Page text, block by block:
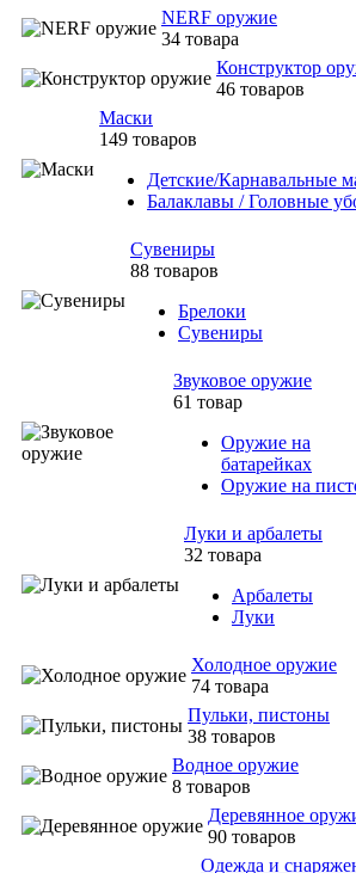
NERF оружие
34 товара
Конструктор
46 товаров
Маски
149 товаров
Детские/Карнавальные
Балаклавы / Головные
Сувениры
88 товаров
Брелоки
Сувениры
Звуковое оружие
61 товар
Оружие на
батарейках
Оружие на
Луки и арбалеты
32 товара
Арбалеты
Луки
Холодное оружие
74 товара
Пульки, пистоны
38 товаров
Водное оружие
8 товаров
Деревянное
90 товаров
Одежда и